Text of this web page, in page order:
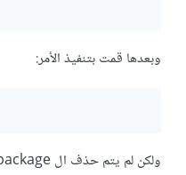
وبعدها قمت بتنفيذ الأمر: